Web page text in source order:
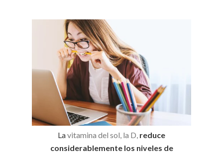
Lavitamina del sol, la D, reduce
considerablemente los niveles de